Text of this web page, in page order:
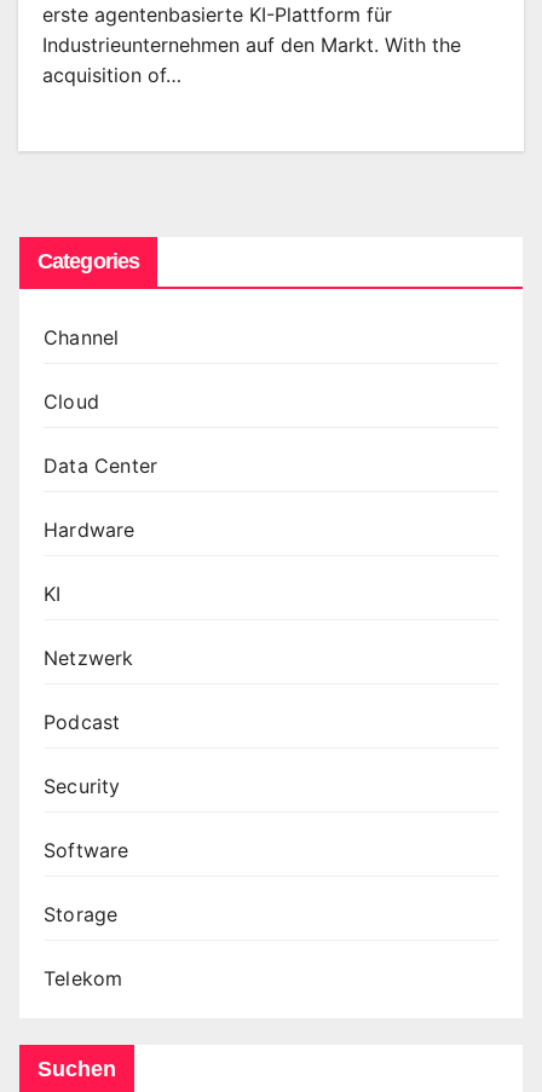
erste agentenbasierte KI-Plattform für
Industrieunternehmen auf den Markt. With the
acquisition of…
Categories
Channel
Cloud
Data Center
Hardware
KI
Netzwerk
Podcast
Security
Software
Storage
Telekom
Suchen